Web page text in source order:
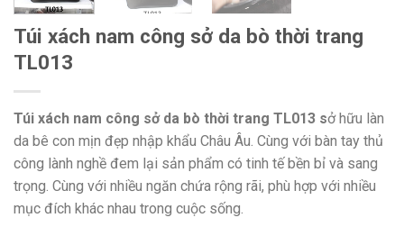
Túi xách nam công sở da bò thời trang
TL013
Túi xách nam công sở da bò thời trang TL013 sở hữu làn
da bê con mịn đẹp nhập khẩu Châu Âu. Cùng với bàn tay thủ
công lành nghề đem lại sản phẩm có tinh tế bền bỉ và sang
trọng. Cùng với nhiều ngăn chứa rộng rãi, phù hợp với nhiều
mục đích khác nhau trong cuộc sống.